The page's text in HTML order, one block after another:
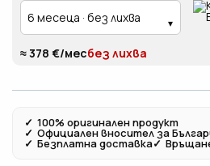
≈ 378 €/месбез лихва
✓ 100% оригинален продукт
✓ Официален вносител за
✓ Безплатна доставка✓